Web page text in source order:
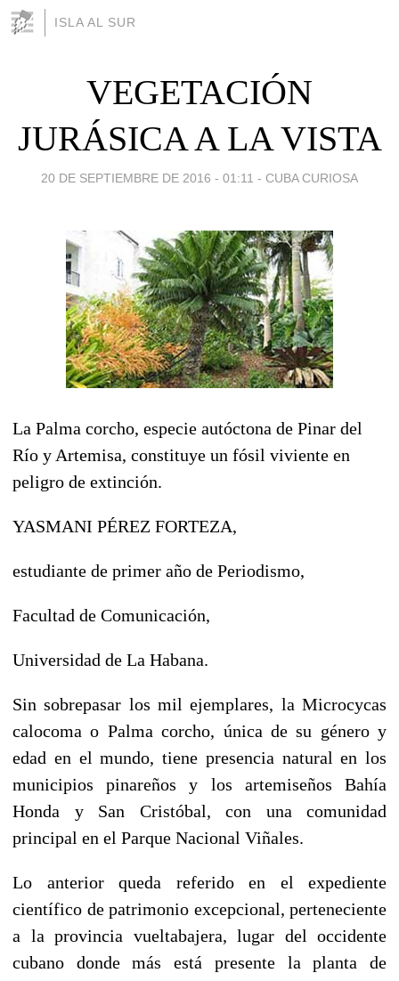
ISLA AL SUR
VEGETACIÓN
JURÁSICA A LA VISTA
20 DE SEPTIEMBRE DE 2016 - 01:11 - CUBA CURIOSA
La Palma corcho, especie autóctona de Pinar del
Río y Artemisa, constituye un fósil viviente en
peligro de extinción.
YASMANI PÉREZ FORTEZA,
estudiante de primer año de Periodismo,
Facultad de Comunicación,
Universidad de La Habana.
Sin sobrepasar los mil ejemplares, la Microcycas
calocoma o Palma corcho, única de su género y
edad en el mundo, tiene presencia natural en los
municipios pinareños y los artemiseños Bahía
Honda y San Cristóbal, con una comunidad
principal en el Parque Nacional Viñales.
Lo anterior queda referido en el expediente
científico de patrimonio excepcional, perteneciente
a la provincia vueltabajera, lugar del occidente
cubano donde más está presente la planta de